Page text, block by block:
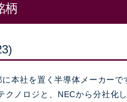
柄
に本社を置く半導体メーカーで
ノロジと、NECから分社化